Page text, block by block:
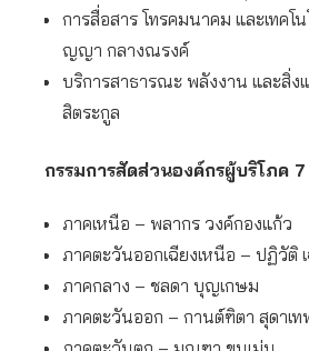
การสื่อสาร โทรคมนาคม และเทคโ
ญญา กลางณรงค์
บริการสาธารณะ พลังงาน และสิ่ง
สิตระกูล
กรรมการสัดส่วนองค์กรผู้บริโภค
ภาคเหนือ – พลากร วงค์กองแก้ว
ภาคตะวันออกเฉียงเหนือ – ปฏิวัติ
ภาคกลาง – ชลดา บุญเกษม
ภาคตะวันออก – กานต์ฑิตา สุดาเท